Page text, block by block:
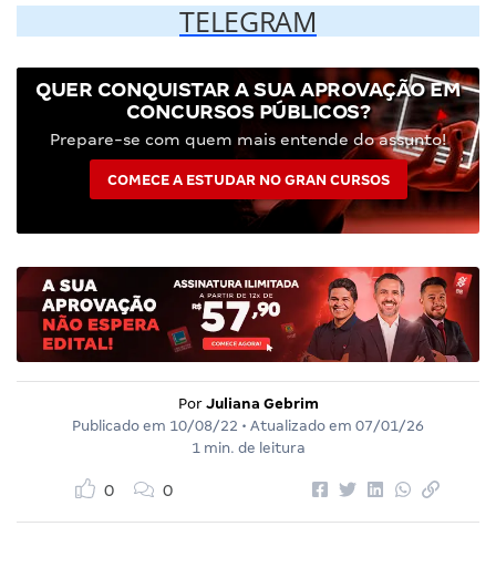
TELEGRAM
QUER CONQUISTAR A SUA APROVAÇÃO EM
CONCURSOS PÚBLICOS?
Prepare-se com quem mais entende do assunto!
COMECE A ESTUDAR NO GRAN CURSOS
Por Juliana Gebrim
Publicado em 10/08/22 • Atualizado em 07/01/26
1 min. de leitura
0 0